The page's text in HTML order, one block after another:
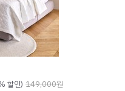
할인) 149,000원